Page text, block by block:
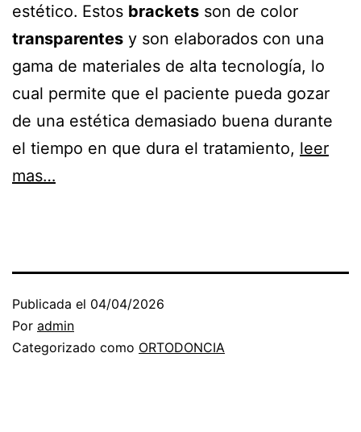
estético. Estos brackets son de color
transparentes y son elaborados con una
gama de materiales de alta tecnología, lo
cual permite que el paciente pueda gozar
de una estética demasiado buena durante
el tiempo en que dura el tratamiento, leer
mas…
Publicada el 04/04/2026
Por admin
Categorizado como ORTODONCIA